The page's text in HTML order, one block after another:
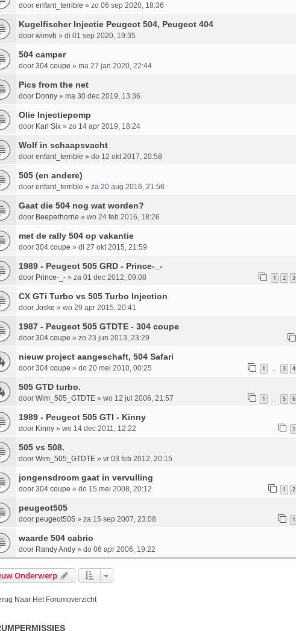
door enfant_terrible » zo 06 sep 2020, 18:36
Kugelfischer Injectie Peugeot 504, Peugeot 404
door wimvb » di 01 sep 2020, 19:35
504 camper
door 304 coupe » ma 27 jan 2020, 22:44
Pics from the net
door Donny » ma 30 dec 2019, 13:36
Olie Injectiepomp
door Karl Six » zo 14 apr 2019, 18:24
Wolf in schaapsvacht
door enfant_terrible » do 12 okt 2017, 20:58
505 (en andere)
door enfant_terrible » za 20 aug 2016, 21:56
Gaat die 504 nog wat worden?
door Beeperhorrie » wo 24 feb 2016, 18:26
met de rally 504 op vakantie
door 304 coupe » di 27 okt 2015, 21:59
1989 - Peugeot 505 GRD - Prince-_-
door Prince-_- » za 01 dec 2012, 09:08 1 2 3
CX GTi Turbo vs 505 Turbo Injection
door Joske » wo 29 apr 2015, 20:41
1987 - Peugeot 505 GTDTE - 304 coupe
door 304 coupe » zo 23 jun 2013, 23:29
nieuw project aangeschaft, 504 Safari
door 304 coupe » do 20 mei 2010, 00:25 1 … 3 4
505 GTD turbo.
door Wim_505_GTDTE » wo 12 jul 2006, 21:57 1 … 5 6
1989 - Peugeot 505 GTI - Kinny
door Kinny » wo 14 dec 2011, 12:22 1
505 vs 508.
door Wim_505_GTDTE » vr 03 feb 2012, 20:15
jongensdroom gaat in vervulling
door 304 coupe » do 15 mei 2008, 20:12 1 2
peugeot505
door peugeot505 » za 15 sep 2007, 23:08 1
waarde 504 cabrio
door Randy Andy » do 06 apr 2006, 19:22
Onderwerp
Naar Het Forumoverzicht